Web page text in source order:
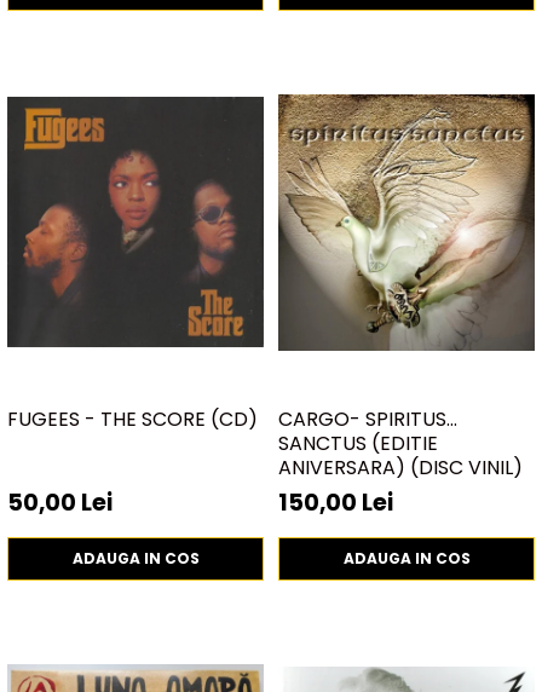
FUGEES - THE SCORE (CD)
50,00 Lei
ADAUGA IN COS
CARGO- SPIRITUS
SANCTUS (EDITIE
ANIVERSARA) (DISC VINIL)
150,00 Lei
ADAUGA IN COS